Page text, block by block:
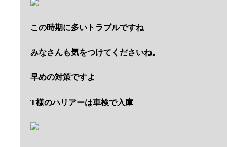
この時期に多いトラブルですね
みなさんも気をつけてくださいね。
早めの対策ですよ
T様のハリアーは車検で入庫